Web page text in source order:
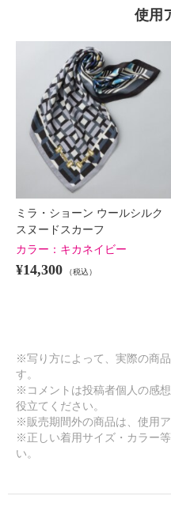
使用
ミラ・ショーン ウールシルク
スヌードスカーフ
カラー： キカネイビー
¥14,300 （税込）
※写り方によって、実際の商
す。
※コメントは投稿者個人の感
役立てください。
※販売期間外の商品は、使用
※正しい着用サイズ・カラー
い。